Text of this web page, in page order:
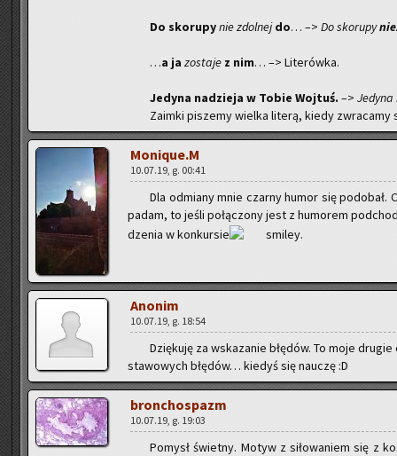
Do sko­ru­pynie zdol­nejdo… –> Do sko­ru­py
…a ja zo­sta­je z nim… –> Li­te­rów­ka.
Je­dy­na na­dzie­ja w Tobie Woj­tuś. –>
Za­im­ki pi­sze­my wiel­ka li­te­rą, kiedy zwra­ca­my
Mo­ni­que.M
10.07.19, g. 00:41
Dla od­mia­ny mnie czar­ny humor się
pa­dam, to jeśli po­łą­czo­ny jest z hu­mo­rem
dze­nia w kon­kur­sie
.
Ano­nim
10.07.19, g. 18:54
Dzię­ku­ję za wska­za­nie błę­dów. To moje
sta­wo­wych błę­dów… kie­dyś się na­uczę :D
bron­cho­spazm
10.07.19, g. 19:03
Po­mysł świet­ny. Motyw z si­ło­wa­niem się z